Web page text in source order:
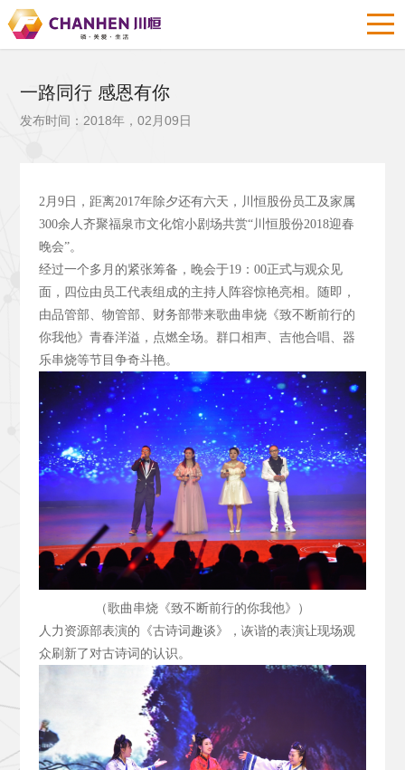
一路同行 感恩有你
发布时间：2018年，02月09日
2月9日，距离2017年除夕还有六天，川恒股份员工及家属
300余人齐聚福泉市文化馆小剧场共赏“川恒股份2018迎春
晚会”。
经过一个多月的紧张筹备，晚会于19：00正式与观众见
面，四位由员工代表组成的主持人阵容惊艳亮相。随即，
由品管部、物管部、财务部带来歌曲串烧《致不断前行的
你我他》青春洋溢，点燃全场。群口相声、吉他合唱、器
乐串烧等节目争奇斗艳。
（歌曲串烧《致不断前行的你我他》）
人力资源部表演的《古诗词趣谈》，诙谐的表演让现场观
众刷新了对古诗词的认识。